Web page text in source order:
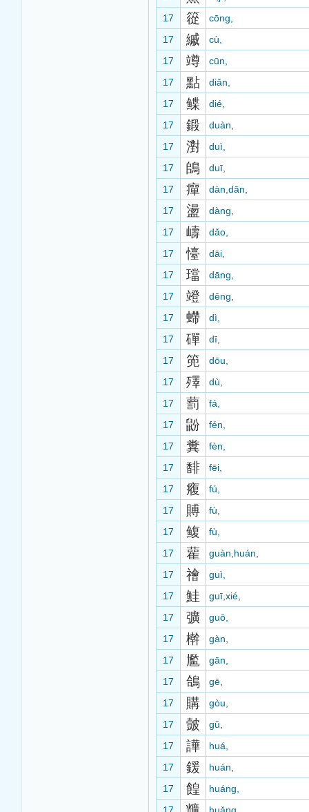
17
篵
cōng,
17
縬
cù,
17
竴
cūn,
17
點
diǎn,
17
鲽
dié,
17
鍛
duàn,
17
濧
duì,
17
鴭
duī,
17
癉
dàn,dān,
17
盪
dàng,
17
嶹
dǎo,
17
懛
dāi,
17
璫
dāng,
17
竳
dēng,
17
螮
dì,
17
磾
dī,
17
篼
dōu,
17
殬
dù,
17
藅
fá,
17
鼢
fén,
17
糞
fèn,
17
馡
fēi,
17
癁
fú,
17
賻
fù,
17
鳆
fù,
17
雚
guàn,huán,
17
禬
guì,
17
鮭
guī,xié,
17
彍
guō,
17
檊
gàn,
17
尷
gān,
17
鴿
gē,
17
購
gòu,
17
皼
gǔ,
17
譁
huá,
17
鍰
huán,
17
餭
huáng,